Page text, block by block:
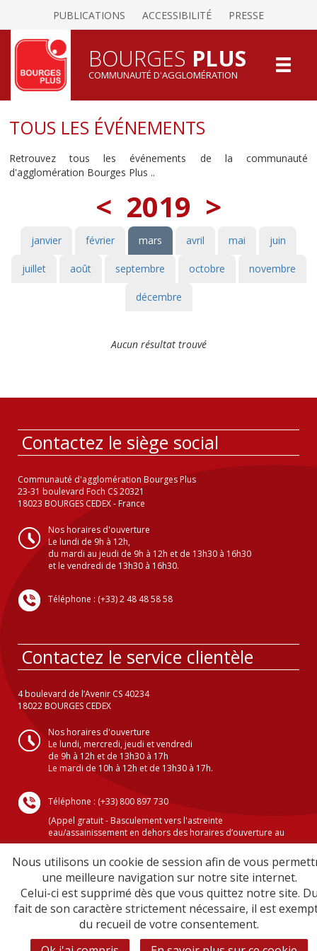
PUBLICATIONS ACCESSIBILITÉ PRESSE
BOURGES PLUS
COMMUNAUTÉ D'AGGLOMÉRATION
TOUS LES ÉVÉNEMENTS
Retrouvez tous les événements de la communauté
d'agglomération Bourges Plus ..
< 2019 >
janvier février mars avril mai juin
juillet août septembre octobre novembre
décembre
Aucun résultat trouvé
Contactez le siège social
Communauté d'agglomération Bourges Plus
23-31 boulevard Foch CS 20321
18023 BOURGES CEDEX - France
Nos horaires d'ouverture
Le lundi de 9h à 12h,
du mardi au jeudi de 9h à 12h et de 13h30 à 16h30
et le vendredi de 13h30 à 16h30.
Téléphone : (+33) 2 48 48 58 58
Contactez le service clientèle
4 boulevard de l’Avenir CS 40234
18022 BOURGES CEDEX
Nos horaires d'ouverture
Le lundi, mercredi, jeudi et vendredi
de 9h à 12h et de 13h30 à 17h
Le mardi de 10h à 12h et de 13h30 à 17h.
Téléphone : (+33) 800 897 730
(Appel gratuit - Basculement vers l'astreinte
eau/assainissement en dehors des horaires d’ouverture au
public )
Crédits
Mentions légales
Plan du site
Sécurité informatique
Nous utilisons un cookie de session afin de vous
une meilleure navigation sur notre site internet.
Celui-ci est supprimé dès que vous quittez notre site.
fait de son caractère strictement nécessaire, il est
du recueil de votre consentement.